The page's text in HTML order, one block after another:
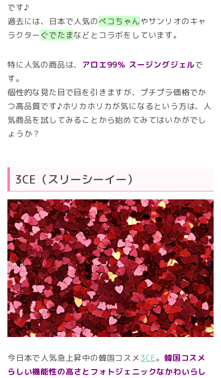
です♪
過去には、日本で人気のペコちゃんやサンリオのキャ
ラクター ぐでたまなどとコラボをしています。
特に人気の商品は、 アロエ99％ スージングジェルで
す。
個性的な見た目で目を引きますが、プチプラ価格でか
つ高品質です♪ホリカホリカが気になるという方は、人
気商品を試してみることから始めてみてはいかがでし
ょうか？
3CE（スリーシーイー）
今日本で人気急上昇中の韓国コスメ 3CE。韓国コスメ
らしい機能性の高さとフォトジェニックなかわいらし